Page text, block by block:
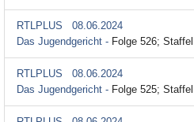
RTLPLUS
08.06.2024
Das Jugendgericht - Folge 526;
RTLPLUS
08.06.2024
Das Jugendgericht - Folge 525;